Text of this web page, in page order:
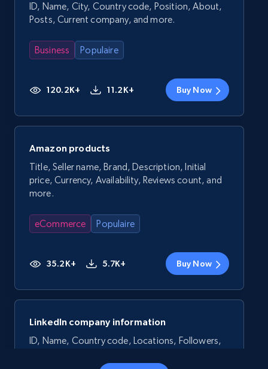
ID, Name, City, Country code, Position, About,
Posts, Current company, and more.
Business Populaire
120.2K+ 11.2K+ Buy Now
Amazon products
Title, Seller name, Brand, Description, Initial
price, Currency, Availability, Reviews count, and
more.
eCommerce Populaire
35.2K+ 5.7K+ Buy Now
LinkedIn company information
ID, Name, Country code, Locations, Followers,